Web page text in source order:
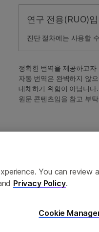
연구 전용(RUO)
진단 절차에는 사용할
정확한 번역을 제공하고자
자동 번역은 완벽하지 않
대체하기 위함이 아닙니
원문 콘텐츠임을 참고 부
You can review
Privacy Policy.
Cookie